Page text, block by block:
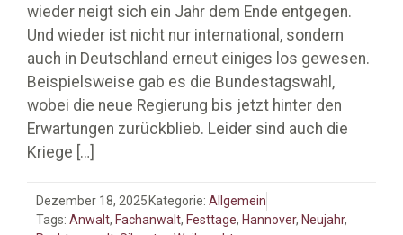
wieder neigt sich ein Jahr dem Ende entgegen.
Und wieder ist nicht nur international, sondern
auch in Deutschland erneut einiges los gewesen.
Beispielsweise gab es die Bundestagswahl,
wobei die neue Regierung bis jetzt hinter den
Erwartungen zurückblieb. Leider sind auch die
Kriege […]
Dezember 18, 2025 Kategorie: Allgemein
Tags: Anwalt, Fachanwalt, Festtage, Hannover, Neujahr,